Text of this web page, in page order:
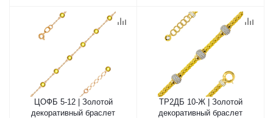
ЦОФБ 5-12 | Золотой
декоративный браслет
ТР2ДБ 10-Ж | Золотой
декоративный браслет